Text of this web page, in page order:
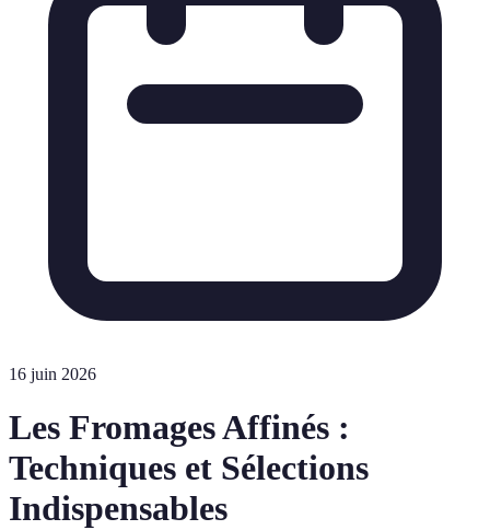
16 juin 2026
Les Fromages Affinés :
Techniques et Sélections
Indispensables